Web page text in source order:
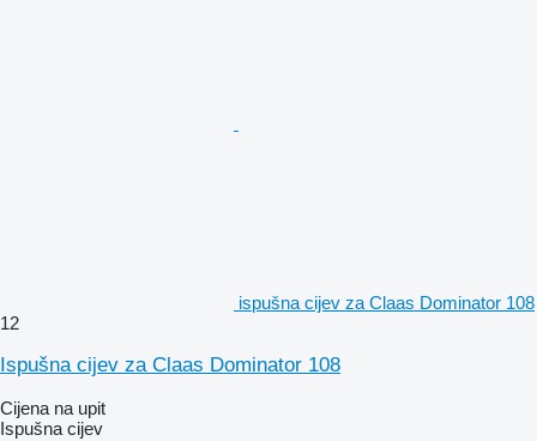
ispušna cijev za Claas Dominator 108
12
Ispušna cijev za Claas Dominator 108
Cijena na upit
Ispušna cijev